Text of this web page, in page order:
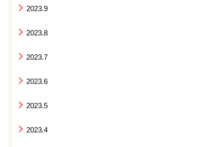
2023.9
2023.8
2023.7
2023.6
2023.5
2023.4